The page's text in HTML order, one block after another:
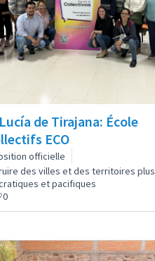
de Tirajana: École
ECO
officielle
des villes et des territoires plus
et pacifiques
0